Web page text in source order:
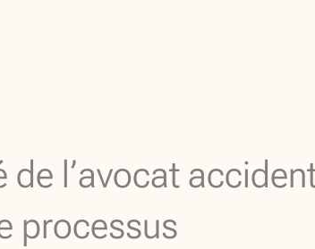
de l’avocat
processus